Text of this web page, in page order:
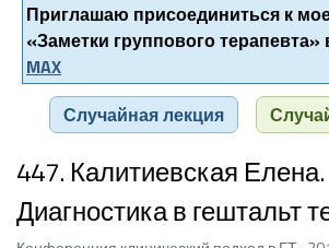
Приглашаю присоединиться к
«Заметки группового терапевта»
MAX
Случайная лекция
447. Калитиевская Елена.
Диагностика в гештальт